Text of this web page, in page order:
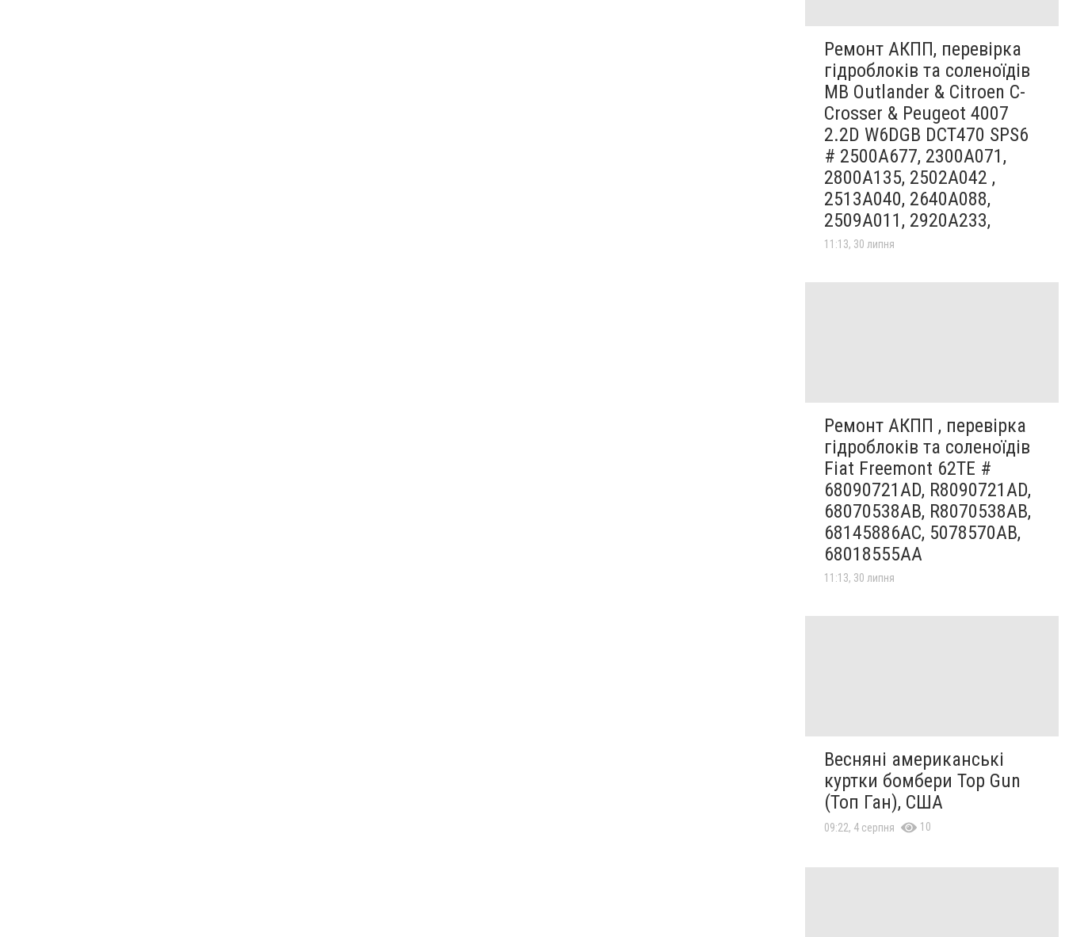
Ремонт АКПП, перевірка
гідроблоків та соленоїдів
MB Outlander & Citroen C-
Crosser & Peugeot 4007
2.2D W6DGB DCT470 SPS6
# 2500A677, 2300A071,
2800A135, 2502A042 ,
2513A040, 2640A088,
2509A011, 2920A233,
11:13, 30 липня
Ремонт АКПП , перевірка
гідроблоків та соленоїдів
Fiat Freemont 62TE #
68090721AD, R8090721AD,
68070538AB, R8070538AB,
68145886AC, 5078570AB,
68018555AA
11:13, 30 липня
Весняні американські
куртки бомбери Top Gun
(Топ Ган), США
09:22, 4 серпня 10